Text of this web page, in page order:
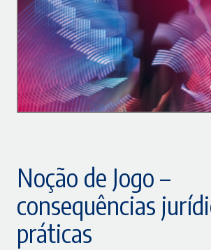
Noção de Jogo –
consequências
práticas